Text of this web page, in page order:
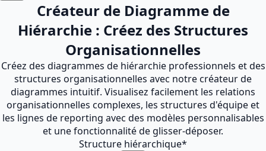
Créateur de Diagramme de
Hiérarchie : Créez des Structures
Organisationnelles
Créez des diagrammes de hiérarchie professionnels et des
structures organisationnelles avec notre créateur de
diagrammes intuitif. Visualisez facilement les relations
organisationnelles complexes, les structures d'équipe et
les lignes de reporting avec des modèles personnalisables
et une fonctionnalité de glisser-déposer.
Structure hiérarchique*